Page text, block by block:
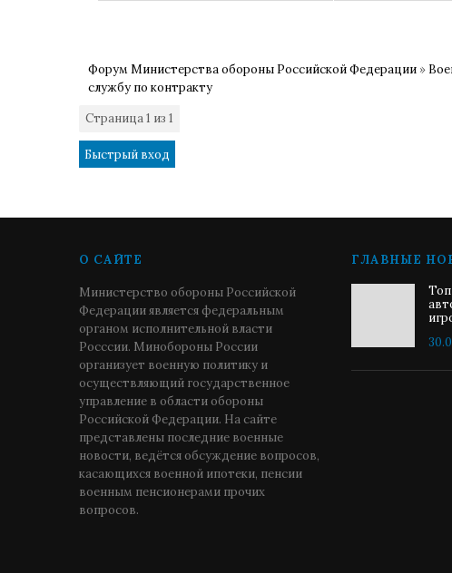
Форум Министерства обороны Российской Федерации »
службу по контракту
Страница1 из 1
О САЙТЕ
Министерство обороны Российской
Федерации является федеральным
органом исполнительной власти
Росссии. Минобороны России
организует военную политику и
осуществляющий государственное
управление в области обороны
Российской Федерации. На сайте
представлены последние военные
новости, ведётся обсуждение вопросов,
касающихся военной ипотеки, пенсии
военным пенсионерами прочих
вопросов.
ГЛАВНЫЕ
Топ